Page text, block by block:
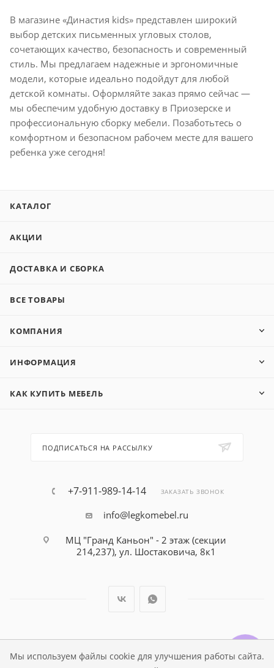
Мы используем файлы cookie для улучшения работы сайта.
В магазине «Династия kids» представлен широкий
выбор детских письменных угловых столов,
сочетающих качество, безопасность и современный
стиль. Мы предлагаем надежные и эргономичные
модели, которые идеально подойдут для любой
детской комнаты. Оформляйте заказ прямо сейчас —
мы обеспечим удобную доставку в Приозерске и
профессиональную сборку мебели. Позаботьтесь о
комфортном и безопасном рабочем месте для вашего
ребенка уже сегодня!
КАТАЛОГ
АКЦИИ
ДОСТАВКА И СБОРКА
ВСЕ ТОВАРЫ
КОМПАНИЯ
ИНФОРМАЦИЯ
КАК КУПИТЬ МЕБЕЛЬ
ПОДПИСАТЬСЯ НА РАССЫЛКУ
+7-911-989-14-14 ЗАКАЗАТЬ ЗВОНОК
info@legkomebel.ru
МЦ "Гранд Каньон" - 2 этаж (секции
214,237), ул. Шостаковича, 8к1